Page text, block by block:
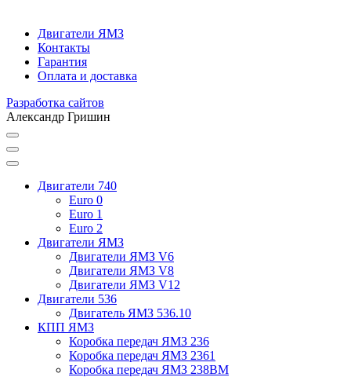
Двигатели ЯМЗ
Контакты
Гарантия
Оплата и доставка
Разработка сайтов
Александр Гришин
Двигатели 740
Euro 0
Euro 1
Euro 2
Двигатели ЯМЗ
Двигатели ЯМЗ V6
Двигатели ЯМЗ V8
Двигатели ЯМЗ V12
Двигатели 536
Двигатель ЯМЗ 536.10
КПП ЯМЗ
Коробка передач ЯМЗ 236
Коробка передач ЯМЗ 2361
Коробка передач ЯМЗ 238ВМ